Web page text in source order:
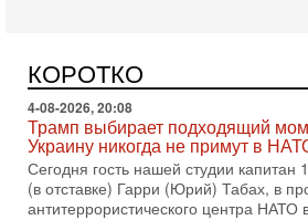
КОРОТКО
его словам, если этого не
4-08-2026, 20:08
Трамп выбирает подходящий
Украину никогда не примут в
Сегодня гость нашей студии
(в отставке) Гарри (Юрий) Табах, в
антитеррористического центра НАТО